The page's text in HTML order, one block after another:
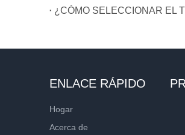
¿CÓMO SELECCIONAR EL
ENLACE RÁPIDO
Hogar
Acerca de